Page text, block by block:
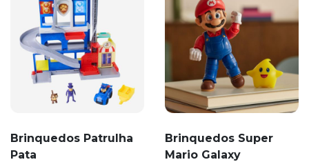
Brinquedos Patrulha
Pata
Brinquedos Super
Mario Galaxy